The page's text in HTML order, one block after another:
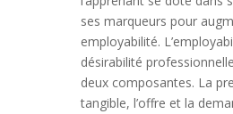
ses marqueurs pour
employabilité.
désirabilité
deux composantes. La
tangible, l’offre et la